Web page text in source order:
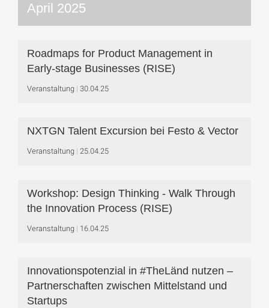
April 2025
Roadmaps for Product Management in
Early-stage Businesses (RISE)
Veranstaltung 30.04.25
NXTGN Talent Excursion bei Festo & Vector
Veranstaltung 25.04.25
Workshop: Design Thinking - Walk Through
the Innovation Process (RISE)
Veranstaltung 16.04.25
Innovationspotenzial in #TheLänd nutzen –
Partnerschaften zwischen Mittelstand und
Startups